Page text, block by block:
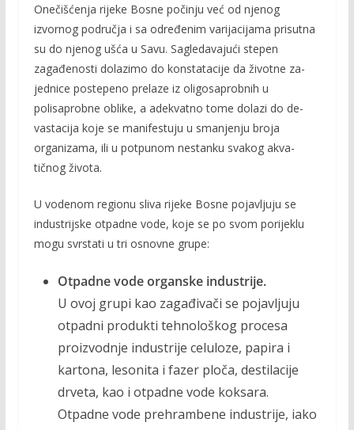
Onečišćenja rijeke Bosne počinju već od njenog
izvornog područja i sa određenim varijacijama pri­sutna
su do njenog ušća u Savu. Sagledavajući stepen
zagađenosti dolazimo do konstatacije da životne za­
jednice postepeno prelaze iz oligosaprobnih u
polisaprobne oblike, a adekvatno tome dolazi do de­
vastacija koje se manifestuju u smanjenju broja
organizama, ili u potpunom nestanku svakog akva­
tičnog života.
U vodenom regionu sliva rijeke Bosne pojavlju­ju se
industrijske otpadne vode, koje se po svom po­rijeklu
mogu svrstati u tri osnovne grupe:
Otpadne vode organske industrije.
U ovoj gru­pi kao zagađivači se pojavljuju
otpadni produkti tehnološkog procesa
proizvodnje industrije celuloze, pa­pira i
kartona, lesonita i fazer ploča, destilacije
drveta, kao i otpadne vode koksara.
Otpadne vode prehram­bene industrije, iako